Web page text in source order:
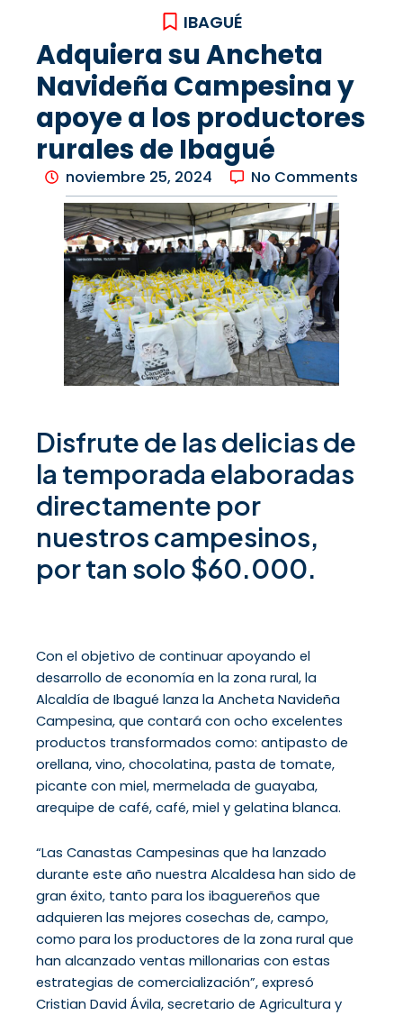
IBAGUÉ
Adquiera su Ancheta
Navideña Campesina y
apoye a los productores
rurales de Ibagué
noviembre 25, 2024 No Comments
Disfrute de las delicias de
la temporada elaboradas
directamente por
nuestros campesinos,
por tan solo $60.000.
Con el objetivo de continuar apoyando el
desarrollo de economía en la zona rural, la
Alcaldía de Ibagué lanza la Ancheta Navideña
Campesina, que contará con ocho excelentes
productos transformados como: antipasto de
orellana, vino, chocolatina, pasta de tomate,
picante con miel, mermelada de guayaba,
arequipe de café, café, miel y gelatina blanca.
“Las Canastas Campesinas que ha lanzado
durante este año nuestra Alcaldesa han sido de
gran éxito, tanto para los ibaguereños que
adquieren las mejores cosechas de, campo,
como para los productores de la zona rural que
han alcanzado ventas millonarias con estas
estrategias de comercialización”, expresó
Cristian David Ávila, secretario de Agricultura y